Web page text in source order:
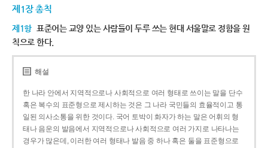
제1장 총칙
제1항 표준어는 교양 있는 사람들이 두루 쓰는 현대 서울말로 정함을 원
칙으로 한다.
해설
한 나라 안에서 지역적으로나 사회적으로 여러 형태로 쓰이는 말을 단수
혹은 복수의 표준형으로 제시하는 것은 그 나라 국민들의 효율적이고 통
일된 의사소통을 위한 것이다. 국어 토박이 화자가 하는 말은 어휘의 형
태나 음운의 발음에서 지역적으로나 사회적으로 여러 가지로 나타나는
경우가 많은데, 이러한 여러 형태나 발음 중 하나 혹은 둘을 표준형으로